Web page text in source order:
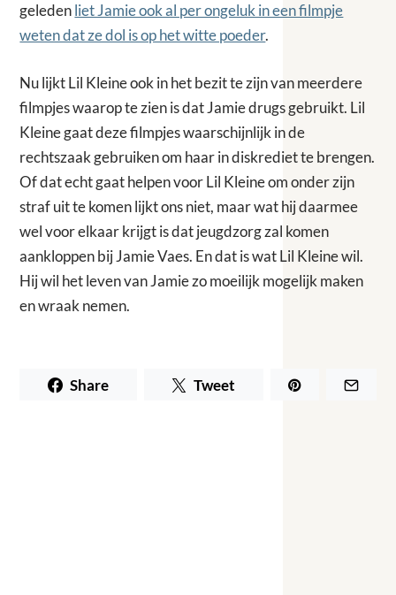
geledenliet Jamie ook al per ongeluk in een filmpje
weten dat ze dol is op het witte poeder.
Nu lijkt Lil Kleine ook in het bezit te zijn van meerdere
filmpjes waarop te zien is dat Jamie drugs gebruikt. Lil
Kleine gaat deze filmpjes waarschijnlijk in de
rechtszaak gebruiken om haar in diskrediet te brengen.
Of dat echt gaat helpen voor Lil Kleine om onder zijn
straf uit te komen lijkt ons niet, maar wat hij daarmee
wel voor elkaar krijgt is dat jeugdzorg zal komen
aankloppen bij Jamie Vaes. En dat is wat Lil Kleine wil.
Hij wil het leven van Jamie zo moeilijk mogelijk maken
en wraak nemen.
Share Tweet